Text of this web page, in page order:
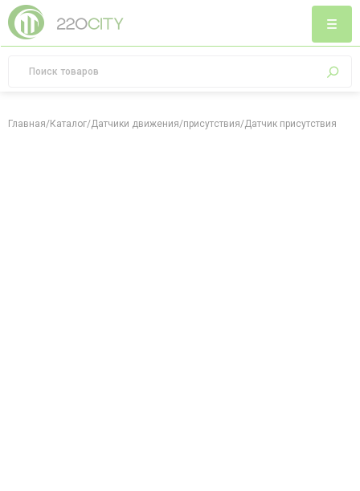
Главная/Каталог/Датчики движения/присутствия/Датчик присутствия